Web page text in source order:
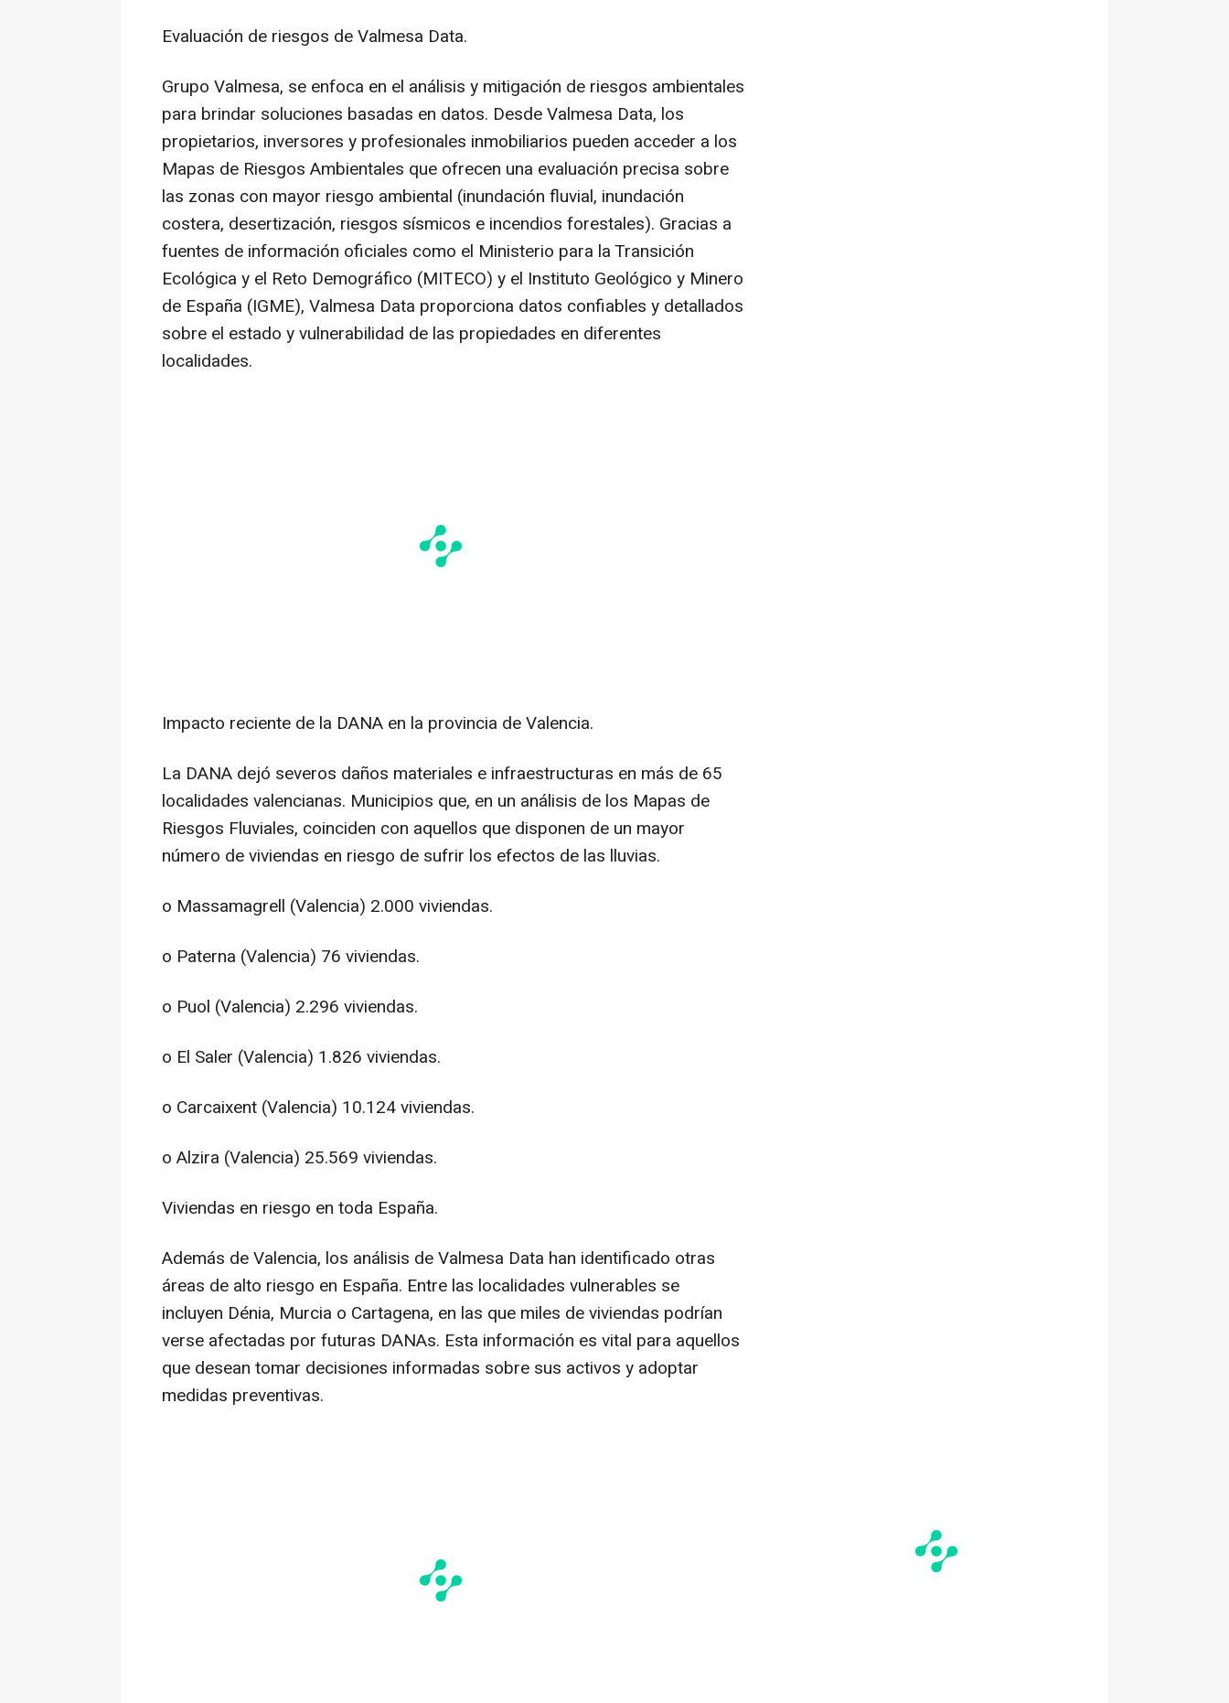
Evaluación de riesgos de Valmesa Data.
Grupo Valmesa, se enfoca en el análisis y mitigación de riesgos ambientales
para brindar soluciones basadas en datos. Desde Valmesa Data, los
propietarios, inversores y profesionales inmobiliarios pueden acceder a los
Mapas de Riesgos Ambientales que ofrecen una evaluación precisa sobre
las zonas con mayor riesgo ambiental (inundación fluvial, inundación
costera, desertización, riesgos sísmicos e incendios forestales). Gracias a
fuentes de información oficiales como el Ministerio para la Transición
Ecológica y el Reto Demográfico (MITECO) y el Instituto Geológico y Minero
de España (IGME), Valmesa Data proporciona datos confiables y detallados
sobre el estado y vulnerabilidad de las propiedades en diferentes
localidades.
Impacto reciente de la DANA en la provincia de Valencia.
La DANA dejó severos daños materiales e infraestructuras en más de 65
localidades valencianas. Municipios que, en un análisis de los Mapas de
Riesgos Fluviales, coinciden con aquellos que disponen de un mayor
número de viviendas en riesgo de sufrir los efectos de las lluvias.
o Massamagrell (Valencia) 2.000 viviendas.
o Paterna (Valencia) 76 viviendas.
o Puol (Valencia) 2.296 viviendas.
o El Saler (Valencia) 1.826 viviendas.
o Carcaixent (Valencia) 10.124 viviendas.
o Alzira (Valencia) 25.569 viviendas.
Viviendas en riesgo en toda España.
Además de Valencia, los análisis de Valmesa Data han identificado otras
áreas de alto riesgo en España. Entre las localidades vulnerables se
incluyen Dénia, Murcia o Cartagena, en las que miles de viviendas podrían
verse afectadas por futuras DANAs. Esta información es vital para aquellos
que desean tomar decisiones informadas sobre sus activos y adoptar
medidas preventivas.